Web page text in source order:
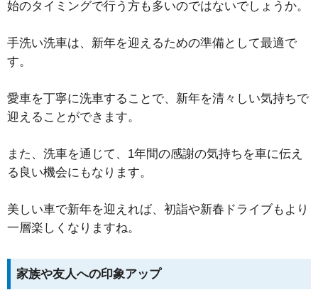
始のタイミングで行う方も多いのではないでしょうか。
手洗い洗車は、新年を迎えるための準備として最適で
す。
愛車を丁寧に洗車することで、新年を清々しい気持ちで
迎えることができます。
また、洗車を通じて、1年間の感謝の気持ちを車に伝え
る良い機会にもなります。
美しい車で新年を迎えれば、初詣や新春ドライブもより
一層楽しくなりますね。
家族や友人への印象アップ